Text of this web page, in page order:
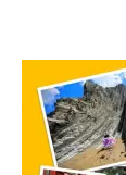
del
práctica
observar el
de agosto